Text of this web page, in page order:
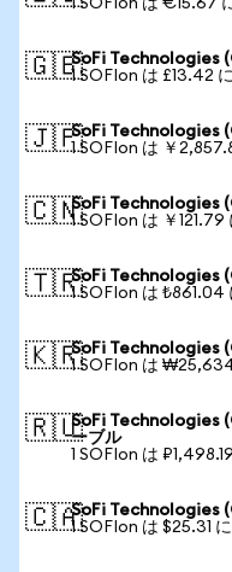
1 SOFIon は €15.67
🇬🇧SoFi Technologies
1 SOFIon は £13.42
🇯🇵SoFi Technologies
1 SOFIon は ￥
🇨🇳SoFi Technologies
1 SOFIon は ￥121.79
🇹🇷SoFi Technologies
1 SOFIon は ₺861.04
🇰🇷SoFi Technologies
1 SOFIon は
🇷🇺SoFi Technologies
ーブル
1 SOFIon は
🇨🇦SoFi Technologies
1 SOFIon は $25.31